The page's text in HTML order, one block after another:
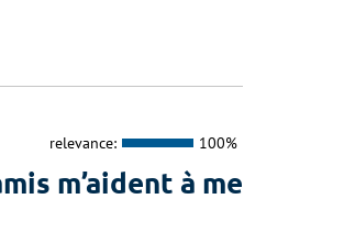
relevance: 100%
m’aident à me